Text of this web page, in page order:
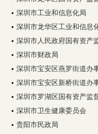
司等9家股份合作清产核资审计
深圳市工业和信息化局
深圳市龙华区工业和信息
深圳市人民政府国有资产
深圳市财政局
深圳市宝安区燕罗街道办
深圳市宝安区新桥街道办
深圳市罗湖区国有资产监
深圳市卫生健康委员会
贵阳市民政局